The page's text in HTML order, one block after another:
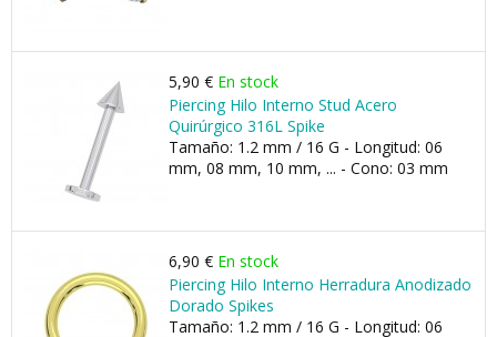
5,90 € En stock
Piercing Hilo Interno Stud Acero
Quirúrgico 316L Spike
Tamaño: 1.2 mm / 16 G - Longitud: 06
mm, 08 mm, 10 mm, ... - Cono: 03 mm
6,90 € En stock
Piercing Hilo Interno Herradura Anodizado
Dorado Spikes
Tamaño: 1.2 mm / 16 G - Longitud: 06